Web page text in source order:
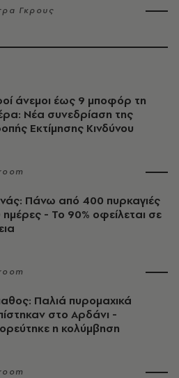
Γκρους
άνεμοι έως 9 μποφόρ τη
Νέα συνεδρίαση της
Εκτίμησης Κινδύνου
Πάνω από 400 πυρκαγιές
ημέρες - Το 90% οφείλεται σε
Παλιά πυρομαχικά
στο Αρδάνι -
η κολύμβηση